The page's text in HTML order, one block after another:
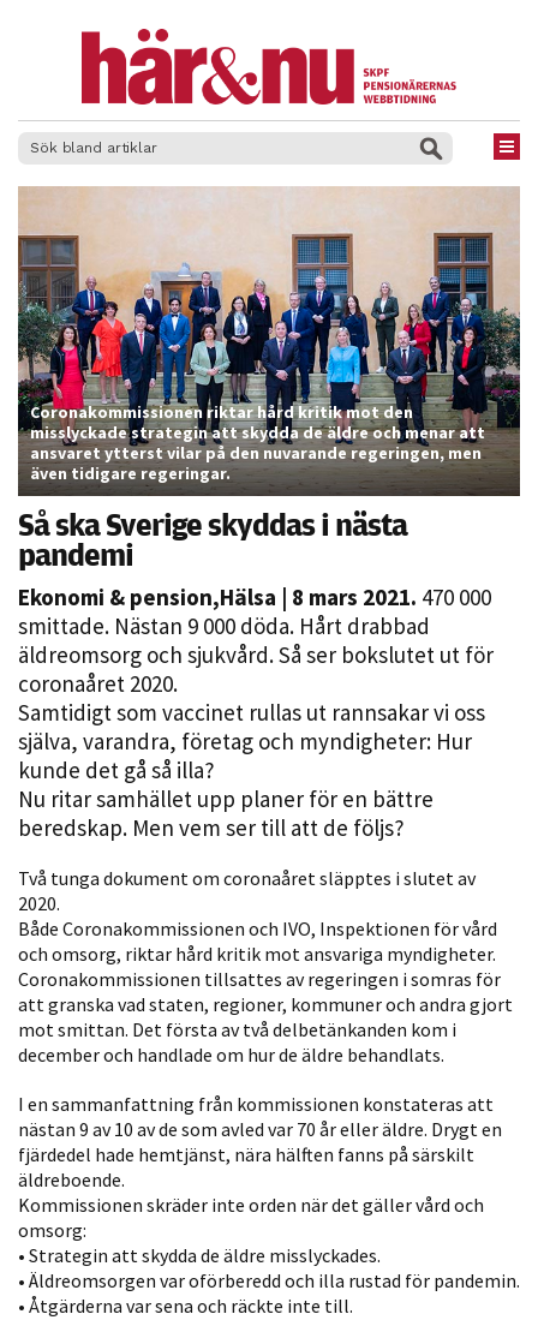
Coronakommissionen riktar hård kritik mot den
misslyckade strategin att skydda de äldre och menar att
ansvaret ytterst vilar på den nuvarande regeringen, men
även tidigare regeringar.
Så ska Sverige skyddas i nästa
pandemi
Ekonomi & pension,Hälsa | 8 mars 2021. 470 000
smittade. Nästan 9 000 döda. Hårt drabbad
äldreomsorg och sjukvård. Så ser bokslutet ut för
coronaåret 2020.
Samtidigt som vaccinet rullas ut rannsakar vi oss
själva, varandra, företag och myndigheter: Hur
kunde det gå så illa?
Nu ritar samhället upp planer för en bättre
beredskap. Men vem ser till att de följs?
Två tunga dokument om coronaåret släpptes i slutet av
2020.
Både Coronakommissionen och IVO, Inspektionen för vård
och omsorg, riktar hård kritik mot ansvariga myndigheter.
Coronakommissionen tillsattes av regeringen i somras för
att granska vad staten, regioner, kommuner och andra gjort
mot smittan. Det första av två delbetänkanden kom i
december och handlade om hur de äldre behandlats.
I en sammanfattning från kommissionen konstateras att
nästan 9 av 10 av de som avled var 70 år eller äldre. Drygt en
fjärdedel hade hemtjänst, nära hälften fanns på särskilt
äldreboende.
Kommissionen skräder inte orden när det gäller vård och
omsorg:
• Strategin att skydda de äldre misslyckades.
• Äldreomsorgen var oförberedd och illa rustad för pandemin.
• Åtgärderna var sena och räckte inte till.
Nödvändiga
Dessa kakor
går inte att
välja bort. De
att hemsidan
över huvud
taget ska
fungera.
Statistik
För att vi ska
kunna
hemsidans
funktionalitet
och
uppbyggnad,